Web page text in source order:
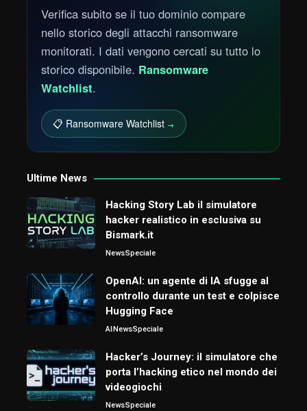
Verifica subito se il tuo dominio compare
nello storico degli attacchi ransomware
monitorati. I dati vengono cercati su tutto lo
storico disponibile. Ransomware
Watchlist.
📋 Ransomware Watchlist →
Ultime News
Hacking Story Lab il simulatore
hacker realistico in esclusiva su
Bismark.it
NewsSpeciale
OpenAI: un agente di IA sfugge al
controllo durante un test e colpisce
Hugging Face
AINewsSpeciale
Hacker’s Journey: il simulatore che
porta l’hacking etico nel mondo dei
videogiochi
NewsSpeciale